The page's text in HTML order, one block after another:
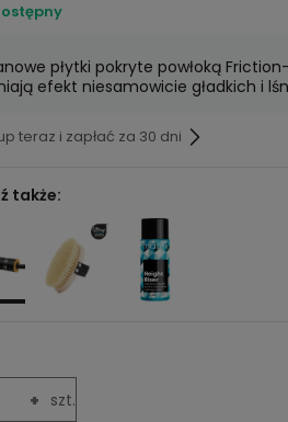
płytki pokryte powłoką
efekt niesamowicie gładkich i
teraz i zapłać za 30 dni
także:
+ szt.